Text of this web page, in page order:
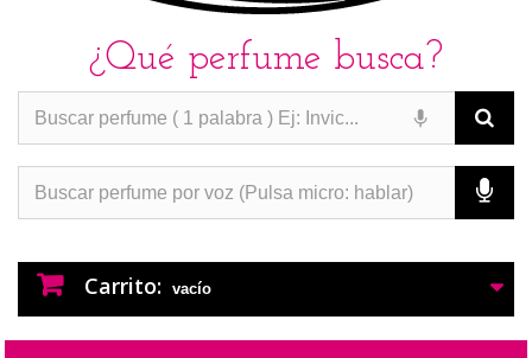
¿Qué perfume busca?
Carrito: vacío